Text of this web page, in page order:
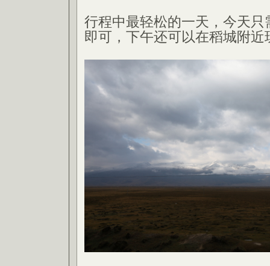
行程中最轻松的一天，今天只
即可，下午还可以在稻城附近